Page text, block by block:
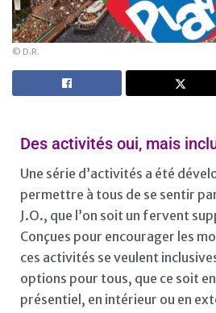
© D.R.
Des activités oui, mais
Une série d’activités a été
permettre à tous de se sentir
J.O., que l’on soit un fervent
Conçues pour encourager les
ces activités se veulent
options pour tous, que ce soit
présentiel, en intérieur ou en